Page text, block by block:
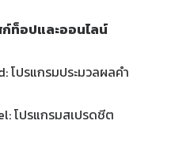
ท็อปและออนไลน์
โปรแกรมประมวลผลคำ
โปรแกรมสเปรดชีต